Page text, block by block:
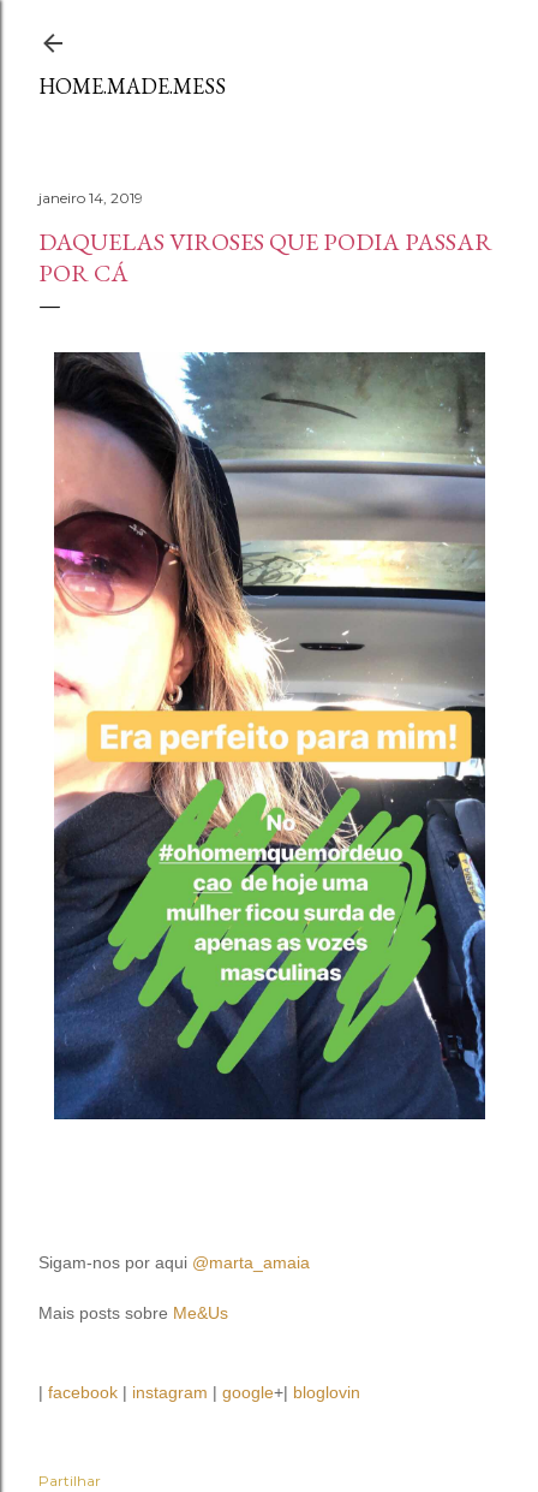
HOME.MADE.MESS
janeiro 14, 2019
DAQUELAS VIROSES QUE PODIA PASSAR
POR CÁ
Sigam-nos por aqui @marta_amaia
Mais posts sobre Me&Us
| facebook | instagram | google+| bloglovin
Partilhar